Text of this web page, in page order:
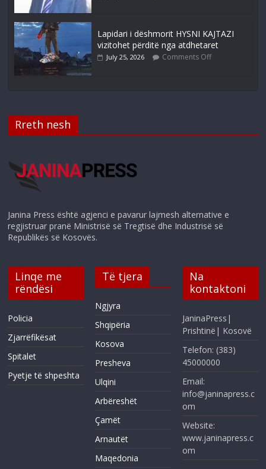
Lapidari i dëshmorit HYSNI KAJTAZI
vizitohet përditë nga atdhetaret
July 25, 2026 Comments Off
Rreth nesh
Janina Press është agjenci e pavarur lajmesh alternative e
regjistruar pranë Ministrisë së Tregtisë dhe Industrisë së
Republikës së Kosovës.
Linqe me
rëndësi
Policia
Zjarrëfikësat
Spitalet
Pyetje të shpeshta
Të tjera
Ngjyra
Shqipëria
Kosova
Presheva
Ulqini
Arbëreshët
Çamët
Arnautët
Maqedonia
Na
kontaktoni
JaninaPress|
Prishtinë| Kosovë
Telefon: (383)
45000000
Email:
info@janinapress.c
om
Website:
www.janinapress.c
om